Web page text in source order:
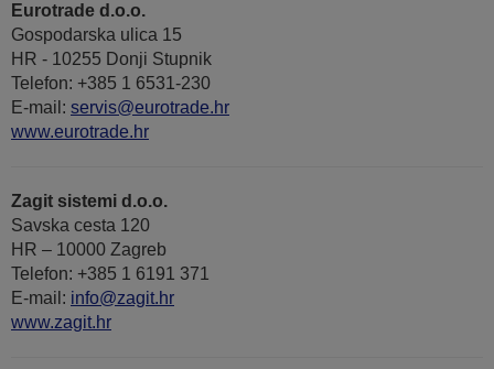
Eurotrade d.o.o.
Gospodarska ulica 15
HR - 10255 Donji Stupnik
Telefon: +385 1 6531-230
E-mail: servis@eurotrade.hr
www.eurotrade.hr
Zagit sistemi d.o.o.
Savska cesta 120
HR – 10000 Zagreb
Telefon: +385 1 6191 371
E-mail: info@zagit.hr
www.zagit.hr